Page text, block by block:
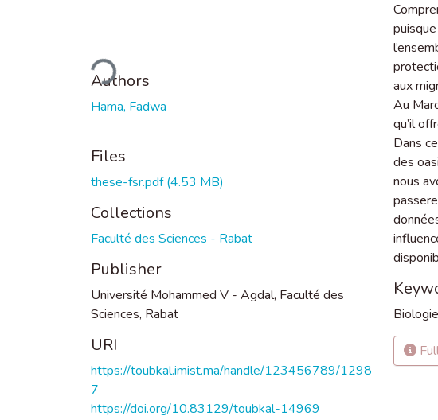
Loading...
Authors
Hama, Fadwa
Files
these-fsr.pdf(4.53 MB)
Collections
Faculté des Sciences - Rabat
Publisher
Université Mohammed V - Agdal, Faculté des
Sciences, Rabat
URI
https://toubkal.imist.ma/handle/123456789/1298
7
https://doi.org/10.83129/toubkal-14969
aux
Au
qu’il
Dans
des
nous
Biologie